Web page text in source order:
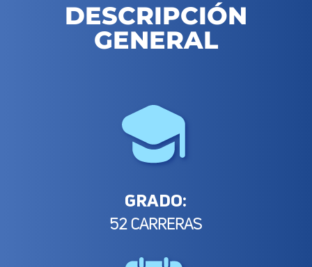
DESCRIPCIÓN
GENERAL
GRADO:
52 CARRERAS